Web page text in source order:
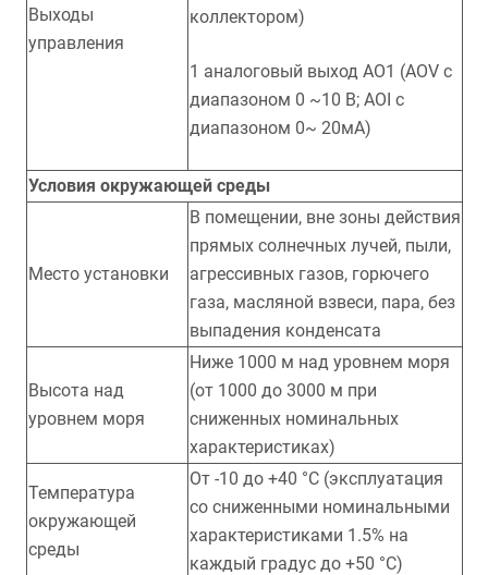
Выходы
управления
коллектором)
1 аналоговый выход AO1 (AOV с
диапазоном 0 ~10 В; AOI с
диапазоном 0~ 20мА)
Условия окружающей среды
Место установки
В помещении, вне зоны действия
прямых солнечных лучей, пыли,
агрессивных газов, горючего
газа, масляной взвеси, пара, без
выпадения конденсата
Высота над
уровнем моря
Ниже 1000 м над уровнем моря
(от 1000 до 3000 м при
сниженных номинальных
характеристиках)
Температура
окружающей
среды
От -10 до +40 °С (эксплуатация
со сниженными номинальными
характеристиками 1.5% на
каждый градус до +50 °С)